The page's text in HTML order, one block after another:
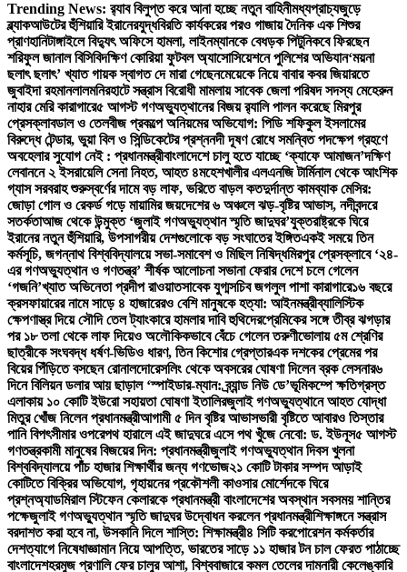
Trending News: র‍্যাব বিলুপ্ত করে আনা হচ্ছে নতুন বাহিনীমধ্যপ্রাচ্যজুড়ে
ব্ল্যাকআউটের হুঁশিয়ারি ইরানেরযুদ্ধবিরতি কার্যকরের পরও গাজায় দৈনিক এক শিশুর
প্রাণহানিটাঙ্গাইলে বিদ্যুৎ অফিসে হামলা, লাইনম্যানকে বেধড়ক পিটুনিকবে ফিরছেন
শরিফুল জানাল বিসিবিদক্ষিণ কোরিয়া ফুটবল অ্যাসোসিয়েশনে পুলিশের অভিযান‘ময়না
ছলাৎ ছলাৎ’ খ্যাত গায়ক স্বাগত দে মারা গেছেনমেয়েকে নিয়ে বাবার কবর জিয়ারতে
জুবাইদা রহমানলালমনিরহাটে সন্ত্রাস বিরোধী মামলায় সাবেক জেলা পরিষদ সদস্য মেহেরুন
নাহার মেরি কারাগারে৫ আগস্ট গণঅভ্যুত্থানের বিজয় র‍্যালি পালন করেছে মিরপুর
প্রেসক্লাবডাল ও তেলবীজ প্রকল্পে অনিয়মের অভিযোগ: পিডি শফিকুল ইসলামের
বিরুদ্ধে টেন্ডার, ভুয়া বিল ও সিন্ডিকেটের প্রশ্ননদী দূষণ রোধে সমন্বিত পদক্ষেপ গ্রহণে
অবহেলার সুযোগ নেই : প্রধানমন্ত্রীবাংলাদেশে চালু হতে যাচ্ছে ‘ক্যাফে আমাজন’দক্ষিণ
লেবাননে ২ ইসরায়েলি সেনা নিহত, আহত ৪মহেশখালীর এলএনজি টার্মিনাল থেকে আংশিক
গ্যাস সরবরাহ শুরুস্বর্ণের দামে বড় লাফ, ভরিতে বাড়ল কতদুর্দান্ত কামব্যাক মেসির:
জোড়া গোল ও রেকর্ড গড়ে মায়ামির জয়দেশের ৬ অঞ্চলে ঝড়-বৃষ্টির আভাস, নদীবন্দরে
সতর্কতাআজ থেকে উন্মুক্ত ‘জুলাই গণঅভ্যুত্থান স্মৃতি জাদুঘর’যুক্তরাষ্ট্রকে ঘিরে
ইরানের নতুন হুঁশিয়ারি, উপসাগরীয় দেশগুলোকে বড় সংঘাতের ইঙ্গিতএকই সময়ে তিন
কর্মসূচি, জগন্নাথ বিশ্ববিদ্যালয়ে সভা-সমাবেশ ও মিছিল নিষিদ্ধমিরপুর প্রেসক্লাবে ‘২৪-
এর গণঅভ্যুত্থান ও গণতন্ত্র’ শীর্ষক আলোচনা সভানা ফেরার দেশে চলে গেলেন
‘গজনি’খ্যাত অভিনেতা প্রদীপ রাওয়াতসাবেক যুগ্মসচিব জগলুল পাশা কারাগারে১৬ বছরে
ক্রসফায়ারের নামে সাড়ে ৪ হাজারেরও বেশি মানুষকে হত্যা: আইনমন্ত্রীব্যালিস্টিক
ক্ষেপণাস্ত্র দিয়ে সৌদি তেল ট্যাংকারে হামলার দাবি হুথিদেরপ্রেমিকের সঙ্গে তীব্র ঝগড়ার
পর ১৮ তলা থেকে লাফ দিয়েও অলৌকিকভাবে বেঁচে গেলেন তরুণীভোলায় ৫ম শ্রেণির
ছাত্রীকে সংঘবদ্ধ ধর্ষণ-ভিডিও ধারণ, তিন কিশোর গ্রেপ্তারএক দশকের প্রেমের পর
বিয়ের পিঁড়িতে বসছেন রোনালদোরেসলিং থেকে অবসরের ঘোষণা দিলেন ব্রক লেসনার৬
দিনে বিলিয়ন ডলার আয় ছাড়াল ‘স্পাইডার-ম্যান: ব্র্যান্ড নিউ ডে’ভূমিকম্পে ক্ষতিগ্রস্ত
এলাকায় ১০ কোটি ইউরো সহায়তা ঘোষণা ইতালিরজুলাই গণঅভ্যুত্থানে আহত যোদ্ধা
মিতুর খোঁজ নিলেন প্রধানমন্ত্রীআগামী ৫ দিন বৃষ্টির আভাসভারী বৃষ্টিতে আবারও তিস্তার
পানি বিপৎসীমার ওপরেপথ হারালে এই জাদুঘরে এসে পথ খুঁজে নেবো: ড. ইউনূস৫ আগস্ট
গণতন্ত্রকামী মানুষের বিজয়ের দিন: প্রধানমন্ত্রীজুলাই গণঅভ্যুত্থান দিবস খুলনা
বিশ্ববিদ্যালয়ে পাঁচ হাজার শিক্ষার্থীর জন্য গণভোজ২১ কোটি টাকার সম্পদ আড়াই
কোটিতে বিক্রির অভিযোগ, গৃহায়নের প্রকৌশলী কাওসার মোর্শেদকে ঘিরে
প্রশ্নঅ্যাডমিরাল স্টিফেন কেলারকে প্রধানমন্ত্রী বাংলাদেশের অবস্থান সবসময় শান্তির
পক্ষেজুলাই গণঅভ্যুত্থান স্মৃতি জাদুঘর উদ্বোধন করলেন প্রধানমন্ত্রীশিক্ষাঙ্গনে সন্ত্রাস
বরদাশত করা হবে না, উসকানি দিলে শাস্তি: শিক্ষামন্ত্রী৪ সিটি করপোরেশন কর্মকর্তার
দেশত্যাগে নিষেধাজ্ঞামান নিয়ে আপত্তি, ভারতের সাড়ে ১১ হাজার টন চাল ফেরত পাঠাচ্ছে
বাংলাদেশহরমুজ প্রণালি ফের চালুর আশা, বিশ্ববাজারে কমল তেলের দামনারী কেলেঙ্কারি